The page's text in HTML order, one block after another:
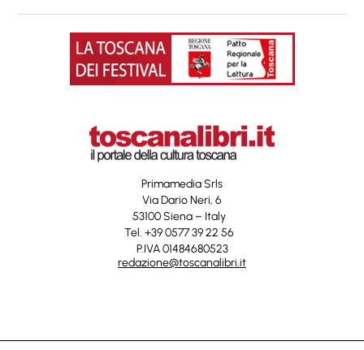
Primamedia Srls
Via Dario Neri, 6
53100 Siena – Italy
Tel. +39 0577 39 22 56
P.IVA 01484680523
redazione@toscanalibri.it